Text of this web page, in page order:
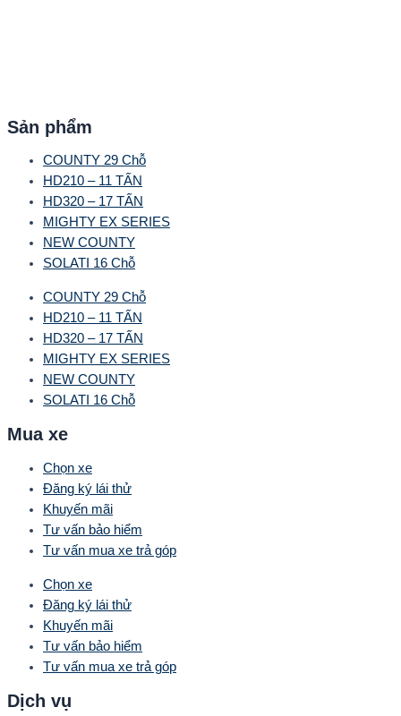
Sản phẩm
COUNTY 29 Chỗ
HD210 – 11 TẤN
HD320 – 17 TẤN
MIGHTY EX SERIES
NEW COUNTY
SOLATI 16 Chỗ
COUNTY 29 Chỗ
HD210 – 11 TẤN
HD320 – 17 TẤN
MIGHTY EX SERIES
NEW COUNTY
SOLATI 16 Chỗ
Mua xe
Chọn xe
Đăng ký lái thử
Khuyến mãi
Tư vấn bảo hiểm
Tư vấn mua xe trả góp
Chọn xe
Đăng ký lái thử
Khuyến mãi
Tư vấn bảo hiểm
Tư vấn mua xe trả góp
Dịch vụ